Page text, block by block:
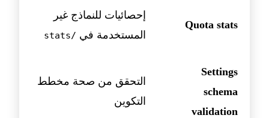
Quota stats
إحصائيات للنماذج غير
المستخدمة في /stats
Settings
schema
validation
التحقق من صحة مخطط
التكوين